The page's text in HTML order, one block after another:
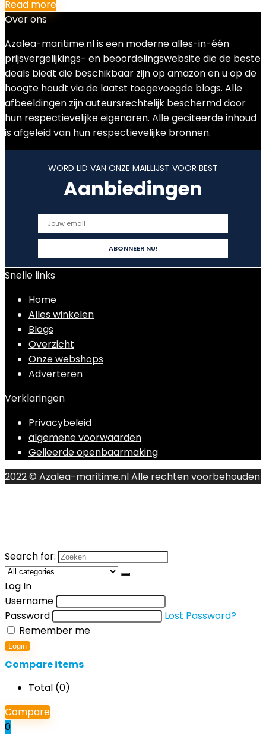
Read more
Over ons
Azalea-maritime.nl is een moderne alles-in-één
prijsvergelijkings- en beoordelingswebsite die de beste
deals biedt die beschikbaar zijn op amazon en u op de
hoogte houdt via de laatst toegevoegde blogs. Alle
afbeeldingen zijn auteursrechtelijk beschermd door
hun respectievelijke eigenaren. Alle geciteerde inhoud
is afgeleid van hun respectievelijke bronnen.
WORD LID VAN ONZE MAILLIJST VOOR BEST
Aanbiedingen
Snelle links
Home
Alles winkelen
Blogs
Overzicht
Onze webshops
Adverteren
Verklaringen
Privacybeleid
algemene voorwaarden
Gelieerde openbaarmaking
2022 © Azalea-maritime.nl Alle rechten voorbehouden
Search for:
Log In
Username
Password
Lost Password?
Remember me
Login
Compare items
Total (0)
Compare
0